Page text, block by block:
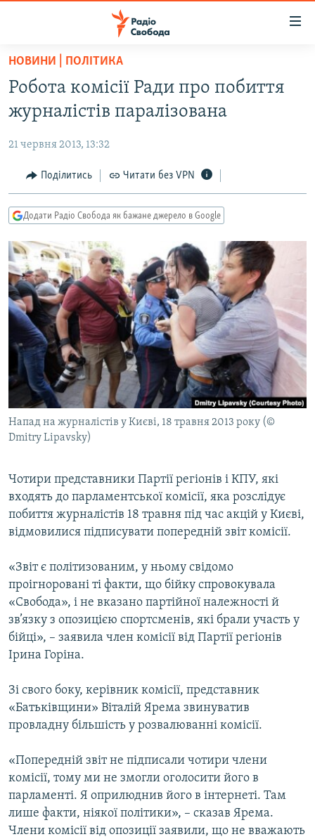
Перейти
основного
матеріалу
Перейти
до
навігації
Перейти
до
РАДІО СВОБОДА – 70 РОКІВ
СТАТТІ
ПОЛІТИКА
ЕКОНОМІКА
КУЛЬТУРА
СПОРТ
УКРАЇНА
СВІТ
ВІЙНА
РОСІЙСЬКА «ФІЛЬТРАЦІЯ»
КРИМ.РЕАЛІЇ
ТИ ЯК?
СХЕМИ
КИТАЙ.ВИКЛИКИ
МУЛЬТИМЕДІА
ФОТО
СПЕЦПРОЄКТИ
ПОДКАСТИ
КРИМ РЕАЛІЇ
УКР
КТАТ
Усі сайти RFE/RL
НОВИНИ | ПОЛІТИКА
Робота комісії Ради про побиття
журналістів паралізована
21 червня 2013, 13:32
Поділитись Читати без VPN
Додати Радіо Свобода як бажане джерело в Google
Напад на журналістів у Києві, 18 травня 2013 року (©
Dmitry Lipavsky)
Чотири представники Партії регіонів і КПУ, які
входять до парламентської комісії, яка розслідує
побиття журналістів 18 травня під час акцій у Києві,
відмовилися підписувати попередній звіт комісії.
«Звіт є політизованим, у ньому свідомо
проігноровані ті факти, що бійку спровокувала
«Свобода», і не вказано партійної належності й
зв’язку з опозицією спортсменів, які брали участь у
бійці», – заявила член комісії від Партії регіонів
Ірина Горіна.
Зі свого боку, керівник комісії, представник
«Батьківщини» Віталій Ярема звинуватив
провладну більшість у розвалюванні комісії.
«Попередній звіт не підписали чотири члени
комісії, тому ми не змогли оголосити його в
парламенті. Я оприлюднив його в інтернеті. Там
лише факти, ніякої політики», – сказав Ярема.
Члени комісії від опозиції заявили, що не вважають